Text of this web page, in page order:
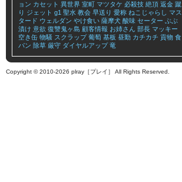
ョン カセット 異世界 室町 マツタケ 必殺技 絶頂 返金 蹴
り ジェット g1 聖水 教会 早送り 愛称 ねこじゃらし マス
タード ウェルダン やけ食い 薩摩犬 酸味 セーター ぶぶ
漬け 意欲 復讐鬼ヶ島 顧客情報 お姉さん 部長 マッキー
空き缶 物騒 スクラップ 葡萄 基板 昼勤 カチカチ 貢物 食
パン 除草 厳守 ダイヤルアップ 竜
Copyright © 2010-2026 plray［プレイ］ All Rights Reserved.